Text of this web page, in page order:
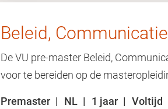
Beleid,
De VU pre-master Beleid,
voor te bereiden op de
Premaster NL 1 jaar Voltijd